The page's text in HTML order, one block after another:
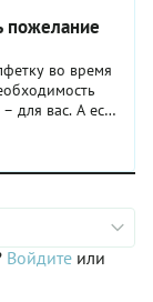
пожелание
во время
для вас. А если
учить
Войдите или